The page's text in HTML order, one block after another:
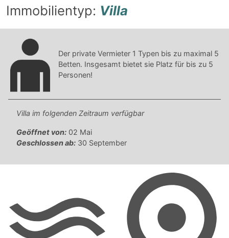
Immobilientyp: Villa
Der private Vermieter 1 Typen bis zu maximal 5
Betten. Insgesamt bietet sie Platz für bis zu 5
Personen!
Villa im folgenden Zeitraum verfügbar
Geöffnet von: 02 Mai
Geschlossen ab: 30 September